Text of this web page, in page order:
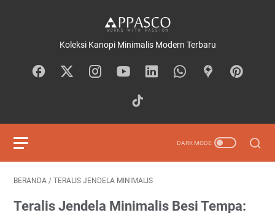
Koleksi Kanopi Minimalis Modern Terbaru
BERANDA / TERALIS JENDELA MINIMALIS
Teralis Jendela Minimalis Besi Tempa: